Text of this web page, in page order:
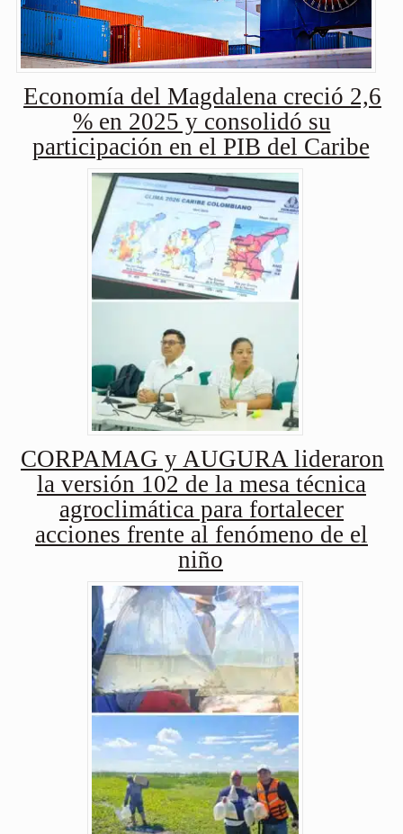
Economía del Magdalena creció 2,6
% en 2025 y consolidó su
participación en el PIB del Caribe
CORPAMAG y AUGURA lideraron
la versión 102 de la mesa técnica
agroclimática para fortalecer
acciones frente al fenómeno de el
niño